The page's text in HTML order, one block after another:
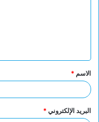
ق
*
الاسم *
البريد الإلكتروني*